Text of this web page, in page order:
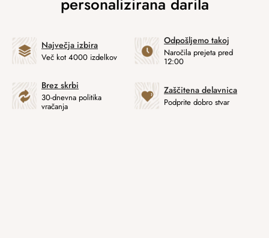
Največja izbira
Več kot 4000 izdelkov
Odpošljemo takoj
Naročila prejeta pred
12:00
Brez skrbi
30-dnevna politika
vračanja
Zaščitena delavnica
Podprite dobro stvar